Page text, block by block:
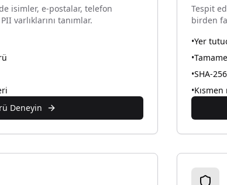
isimler, e-postalar, telefon
varlıklarını tanımlar.
Deneyin
Tespit
birden
•Yer
•
•SHA-
•